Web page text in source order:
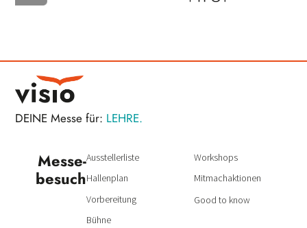
DEINE Messe für: LEHRE.
Messe­
besuch
Ausstellerliste
Hallenplan
Vorbereitung
Bühne
Workshops
Mitmachaktionen
Good to know